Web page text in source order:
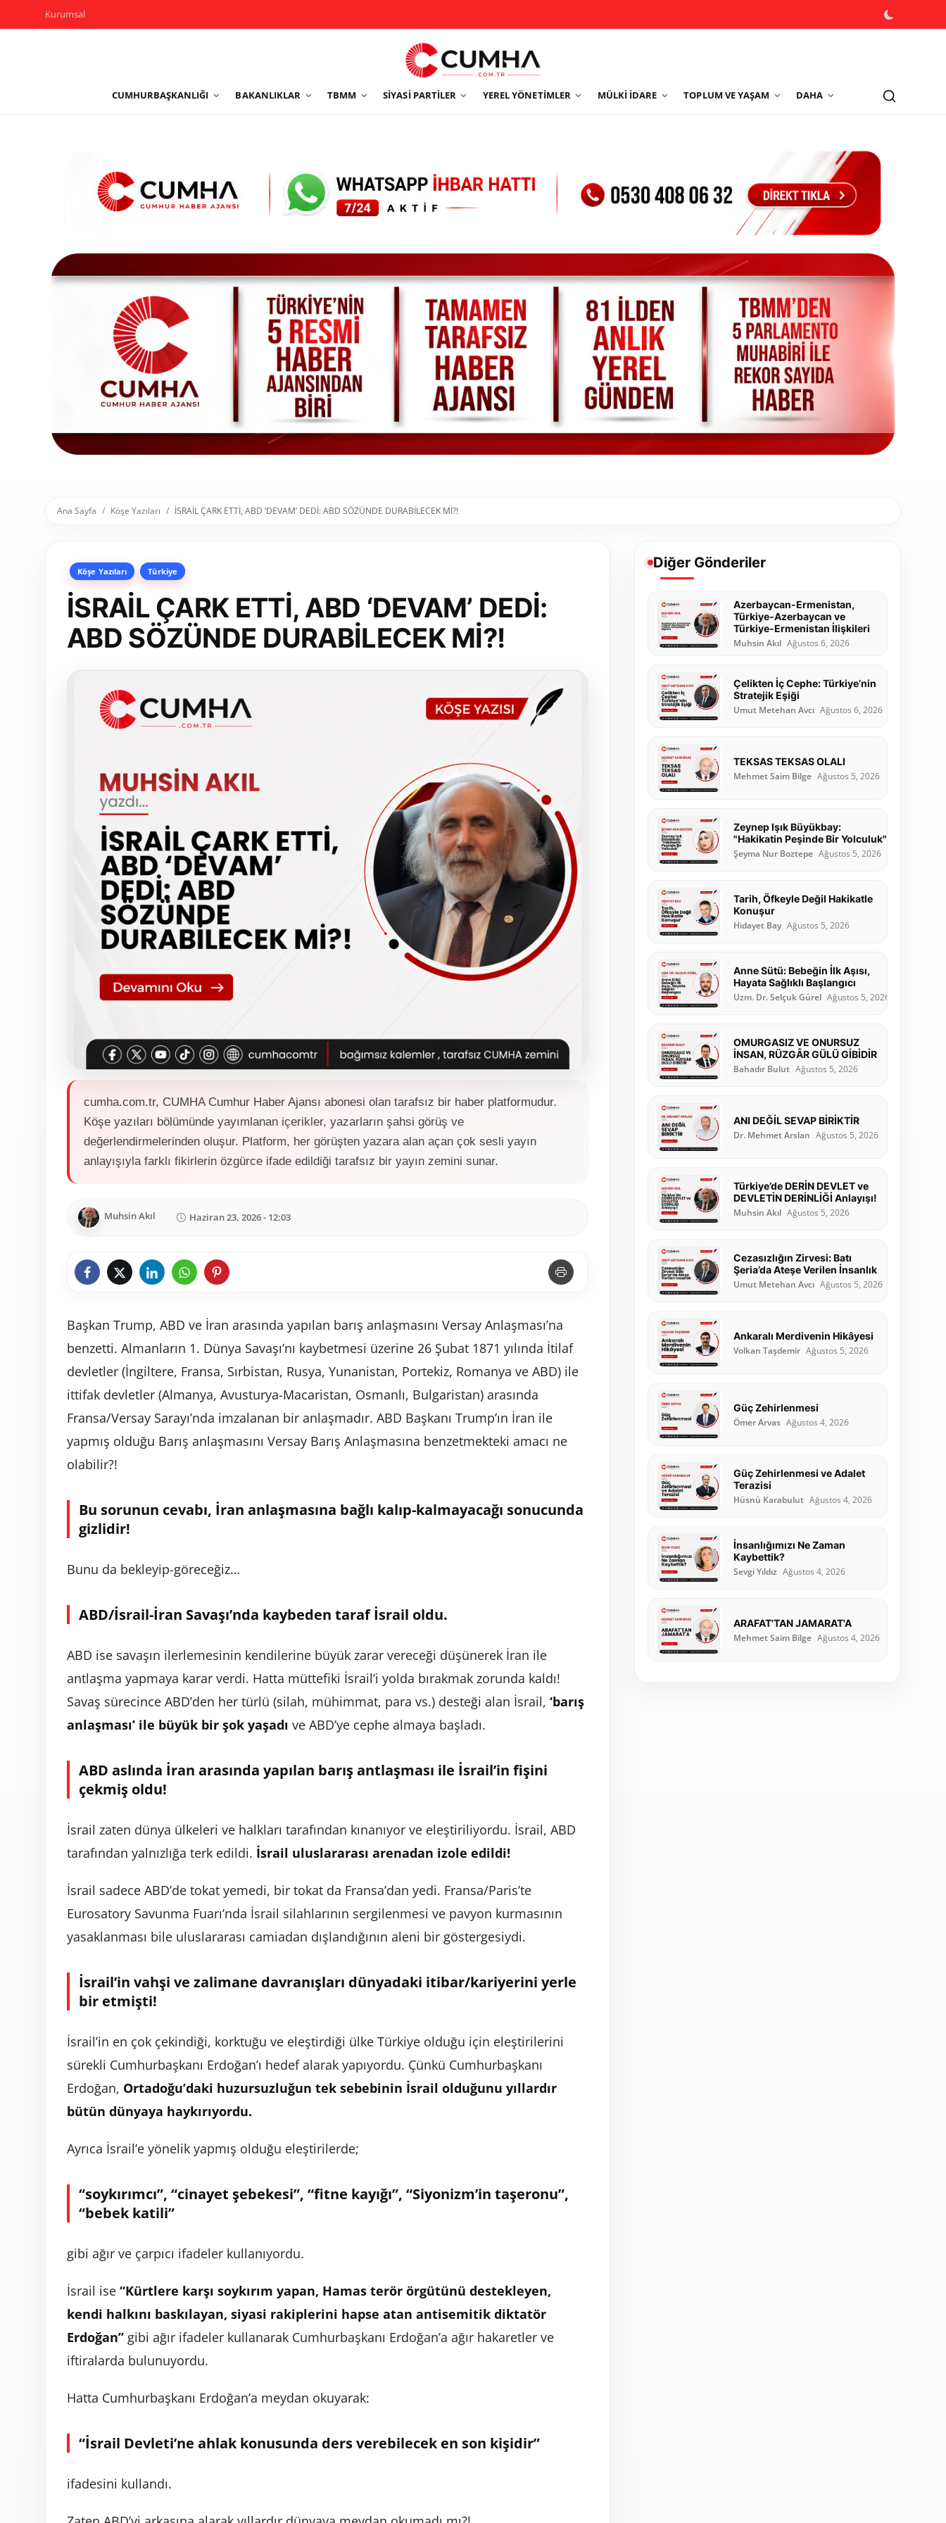
Kurumsal
CUMHURBAŞKANLIĞI BAKANLIKLAR TBMM SIYASI PARTILER YEREL YÖNETIMLER MÜLKI İDARE TOPLUM VE YAŞAM DAHA
Yerel Yönetimler
Sivil Toplum Kuruluşları
Kamu Kurumları ve Üst Kurullar
Resmi Reklamlar
Ana Sayfa Köşe Yazıları İSRAİL ÇARK ETTİ, ABD ‘DEVAM’ DEDİ: ABD SÖZÜNDE DURABİLECEK Mİ?!
Köşe Yazıları Türkiye
İSRAİL ÇARK ETTİ, ABD ‘DEVAM’ DEDİ:
ABD SÖZÜNDE DURABİLECEK Mİ?!
cumha.com.tr, CUMHA Cumhur Haber Ajansı abonesi olan tarafsız bir haber platformudur.
Köşe yazıları bölümünde yayımlanan içerikler, yazarların şahsi görüş ve
değerlendirmelerinden oluşur. Platform, her görüşten yazara alan açan çok sesli yayın
anlayışıyla farklı fikirlerin özgürce ifade edildiği tarafsız bir yayın zemini sunar.
Muhsin Akıl Haziran 23, 2026 - 12:03
Başkan Trump, ABD ve İran arasında yapılan barış anlaşmasını Versay Anlaşması’na
benzetti. Almanların 1. Dünya Savaşı’nı kaybetmesi üzerine 26 Şubat 1871 yılında İtilaf
devletler (İngiltere, Fransa, Sırbistan, Rusya, Yunanistan, Portekiz, Romanya ve ABD) ile
ittifak devletler (Almanya, Avusturya-Macaristan, Osmanlı, Bulgaristan) arasında
Fransa/Versay Sarayı’nda imzalanan bir anlaşmadır. ABD Başkanı Trump’ın İran ile
yapmış olduğu Barış anlaşmasını Versay Barış Anlaşmasına benzetmekteki amacı ne
olabilir?!
Bu sorunun cevabı, İran anlaşmasına bağlı kalıp-kalmayacağı sonucunda
gizlidir!
Bunu da bekleyip-göreceğiz…
ABD/İsrail-İran Savaşı’nda kaybeden taraf İsrail oldu.
ABD ise savaşın ilerlemesinin kendilerine büyük zarar vereceği düşünerek İran ile
antlaşma yapmaya karar verdi. Hatta müttefiki İsrail’i yolda bırakmak zorunda kaldı!
Savaş sürecince ABD’den her türlü (silah, mühimmat, para vs.) desteği alan İsrail, ‘barış
anlaşması’ ile büyük bir şok yaşadı ve ABD’ye cephe almaya başladı.
ABD aslında İran arasında yapılan barış antlaşması ile İsrail’in fişini
çekmiş oldu!
İsrail zaten dünya ülkeleri ve halkları tarafından kınanıyor ve eleştiriliyordu. İsrail, ABD
tarafından yalnızlığa terk edildi. İsrail uluslararası arenadan izole edildi!
İsrail sadece ABD’de tokat yemedi, bir tokat da Fransa’dan yedi. Fransa/Paris’te
Eurosatory Savunma Fuarı’nda İsrail silahlarının sergilenmesi ve pavyon kurmasının
yasaklanması bile uluslararası camiadan dışlandığının aleni bir göstergesiydi.
İsrail’in vahşi ve zalimane davranışları dünyadaki itibar/kariyerini yerle
bir etmişti!
İsrail’in en çok çekindiği, korktuğu ve eleştirdiği ülke Türkiye olduğu için eleştirilerini
sürekli Cumhurbaşkanı Erdoğan’ı hedef alarak yapıyordu. Çünkü Cumhurbaşkanı
Erdoğan, Ortadoğu’daki huzursuzluğun tek sebebinin İsrail olduğunu yıllardır
bütün dünyaya haykırıyordu.
Ayrıca İsrail’e yönelik yapmış olduğu eleştirilerde;
“soykırımcı”, “cinayet şebekesi”, “fitne kayığı”, “Siyonizm’in taşeronu”,
“bebek katili”
gibi ağır ve çarpıcı ifadeler kullanıyordu.
İsrail ise “Kürtlere karşı soykırım yapan, Hamas terör örgütünü destekleyen,
kendi halkını baskılayan, siyasi rakiplerini hapse atan antisemitik diktatör
Erdoğan” gibi ağır ifadeler kullanarak Cumhurbaşkanı Erdoğan’a ağır hakaretler ve
iftiralarda bulunuyordu.
Hatta Cumhurbaşkanı Erdoğan’a meydan okuyarak:
“İsrail Devleti’ne ahlak konusunda ders verebilecek en son kişidir”
ifadesini kullandı.
Diğer Gönderiler
Azerbaycan-Ermenistan,
Türkiye-Azerbaycan ve
Türkiye-Ermenistan İlişkileri
Muhsin Akıl Ağustos 6, 2026
Çelikten İç Cephe: Türkiye’nin
Stratejik Eşiği
Umut Metehan Avcı Ağustos 6, 2026
TEKSAS TEKSAS OLALI
Mehmet Saim Bilge Ağustos 5, 2026
Zeynep Işık Büyükbay:
"Hakikatin Peşinde Bir Yolculuk"
Şeyma Nur Boztepe Ağustos 5, 2026
Tarih, Öfkeyle Değil Hakikatle
Konuşur
Hidayet Bay Ağustos 5, 2026
Anne Sütü: Bebeğin İlk Aşısı,
Hayata Sağlıklı Başlangıcı
Uzm. Dr. Selçuk Gürel Ağustos 5, 2026
OMURGASIZ VE ONURSUZ
İNSAN, RÜZGÂR GÜLÜ GİBİDİR
Bahadır Bulut Ağustos 5, 2026
ANI DEĞİL SEVAP BİRİKTİR
Dr. Mehmet Arslan Ağustos 5, 2026
Türkiye’de DERİN DEVLET ve
DEVLETİN DERİNLİĞİ Anlayışı!
Muhsin Akıl Ağustos 5, 2026
Cezasızlığın Zirvesi: Batı
Şeria’da Ateşe Verilen İnsanlık
Umut Metehan Avcı Ağustos 5, 2026
Ankaralı Merdivenin Hikâyesi
Volkan Taşdemir Ağustos 5, 2026
Güç Zehirlenmesi
Ömer Arvas Ağustos 4, 2026
Güç Zehirlenmesi ve Adalet
Terazisi
Hüsnü Karabulut Ağustos 4, 2026
İnsanlığımızı Ne Zaman
Kaybettik?
Sevgi Yıldız Ağustos 4, 2026
ARAFAT'TAN JAMARAT'A
Mehmet Saim Bilge Ağustos 4, 2026